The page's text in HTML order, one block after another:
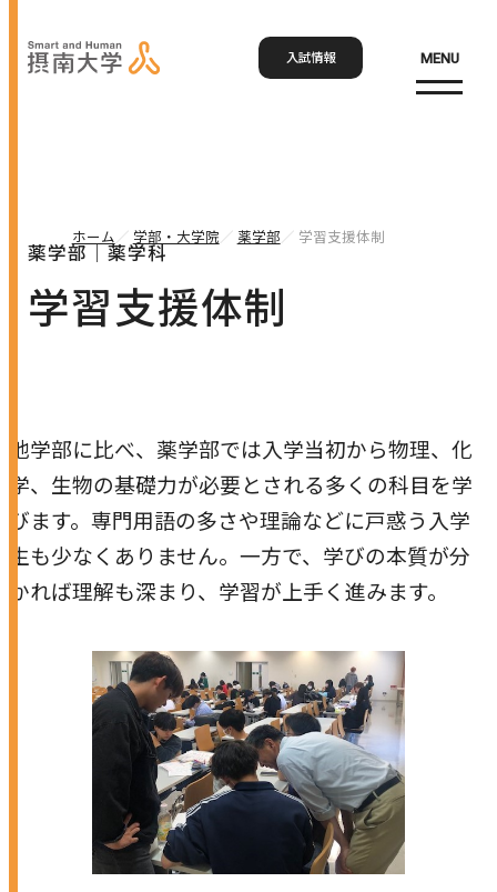
MENU
入試情報
ホーム
学びの特色
キャンパス・施設紹介
交通アクセス
各種取り組み
点検・評価
設置認可・届出関係
刊行物・広報活動
学部・大学院トップ
学部
国際学部
経済学部
経営学部
現代社会学部
理工学部
研究・社会連携
研究・社会連携トップ
研究
学生ボランティアの募集依頼について
学生生活
キャンパスライフ
証明書発行、手続き
学費・奨学金
健康管理
課外活動
就職・キャリア
就職・キャリア
キャリア支援
就職実績
インターンシップ
国際交流
国際交流
グローバルセンター
留学プログラム
ホーム 学部・大学院 薬学部 学習支援体制
薬学部｜薬学科
学習支援体制
他学部に比べ、薬学部では入学当初から物理、化
学、生物の基礎力が必要とされる多くの科目を学
びます。専門用語の多さや理論などに戸惑う入学
生も少なくありません。一方で、学びの本質が分
かれば理解も深まり、学習が上手く進みます。